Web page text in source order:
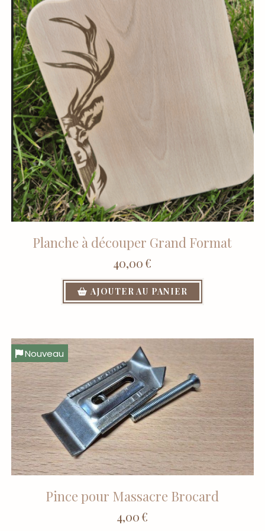
Planche à découper Grand Format
40,00€
AJOUTER AU PANIER
Pince pour Massacre Brocard
4,00€
Nouveau